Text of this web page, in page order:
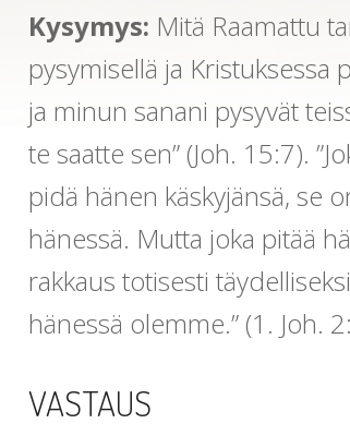
Kysymys: Mitä Raamattu
pysymisellä ja Kristuksessa
ja minun sanani pysyvät
te saatte sen” (Joh. 15:7).
pidä hänen käskyjänsä, se
hänessä. Mutta joka pitää
rakkaus totisesti
hänessä olemme.” (1. Joh.
VASTAUS